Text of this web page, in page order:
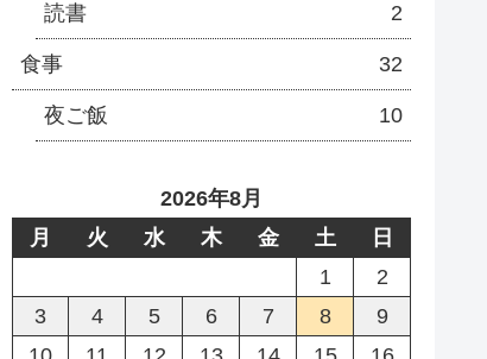
読書 2
食事 32
夜ご飯 10
2026年8月
月
火 水 木 金 土
日
1
2
3
4 5 6 7 8
9